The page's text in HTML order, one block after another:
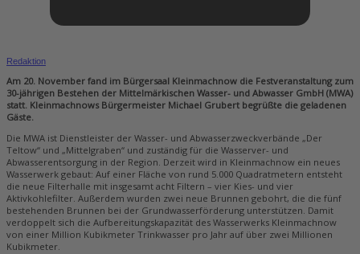
Redaktion
Am 20. November fand im Bürgersaal Kleinmachnow die Festveranstaltung zum
30-jährigen Bestehen der Mittelmärkischen Wasser- und Abwasser GmbH (MWA)
statt. Kleinmachnows Bürgermeister Michael Grubert begrüßte die geladenen
Gäste.
Die MWA ist Dienstleister der Wasser- und Abwasserzweckverbände „Der
Teltow“ und „Mittelgraben“ und zuständig für die Wasserver- und
Abwasserentsorgung in der Region. Derzeit wird in Kleinmachnow ein neues
Wasserwerk gebaut: Auf einer Fläche von rund 5.000 Quadratmetern entsteht
die neue Filterhalle mit insgesamt acht Filtern – vier Kies- und vier
Aktivkohlefilter. Außerdem wurden zwei neue Brunnen gebohrt, die die fünf
bestehenden Brunnen bei der Grundwasserförderung unterstützen. Damit
verdoppelt sich die Aufbereitungskapazität des Wasserwerks Kleinmachnow
von einer Million Kubikmeter Trinkwasser pro Jahr auf über zwei Millionen
Kubikmeter.